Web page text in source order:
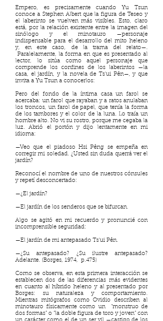
Empero, es precisamente cuando Yu Tsun
conoce a Stephen Albert que la figura de Teseo y
el laberinto se vuelven más visibles. Esto, claro
está, por la relación existente entre la imagen del
sinólogo y el minotauro —personaje
indispensable para el desarrollo del mito heleno
y, en este caso, de la trama del relato—.
Paralelamente, la forma en que es presentado al
lector, lo sitúa como aquel personaje que
comprende los confines de los laberintos —la
casa, el jardín, y la novela de Ts'ui Pên—, y que
invita a Yu Tsun a conocerlos:
Pero del fondo de la íntima casa un farol se
acercaba: un farol que rayaban y a ratos anulaban
los troncos, un farol de papel, que tenía la forma
de los tambores y el color de la luna. Lo traía un
hombre alto. No vi su rostro, porque me cegaba la
luz. Abrió el portón y dijo lentamente en mi
idioma:
—Veo que el piadoso Hsi Pêng se empeña en
corregir mi sole­dad. ¿Usted sin duda querrá ver el
jardín?
Reconocí el nombre de uno de nuestros cónsules
y repetí desconcertado:
—¿El jardín?
—El jardín de los senderos que se bifurcan.
Algo se agitó en mi recuerdo y pronuncié con
incomprensible seguridad:
—El jardín de mi antepasado Ts'ui Pên.
—¿Su antepasado? ¿Su ilustre antepasado?
Adelante. (Borges, 1974, p.475)
Como se observa, en esta primera interacción se
establecen dos de las diferencias más evidentes
en cuanto al híbrido heleno y al presentado por
Borges: su naturaleza y comportamiento.
Mientras mitógrafos como Ovidio describen al
minotauro físicamente como un “monstruo de
dos formas” o “la doble figura de toro y joven” con